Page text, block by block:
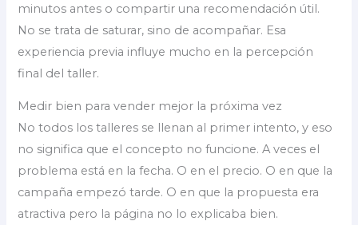
minutos antes o compartir una recomendación útil.
No se trata de saturar, sino de acompañar. Esa
experiencia previa influye mucho en la percepción
final del taller.
Medir bien para vender mejor la próxima vez
No todos los talleres se llenan al primer intento, y eso
no significa que el concepto no funcione. A veces el
problema está en la fecha. O en el precio. O en que la
campaña empezó tarde. O en que la propuesta era
atractiva pero la página no lo explicaba bien.